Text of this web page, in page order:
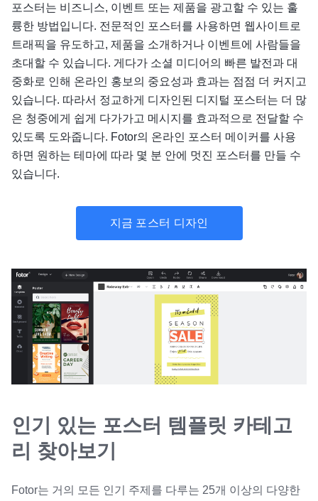
포스터는 비즈니스, 이벤트 또는 제품을 광고할 수 있는 훌
륭한 방법입니다. 전문적인 포스터를 사용하면 웹사이트로
트래픽을 유도하고, 제품을 소개하거나 이벤트에 사람들을
초대할 수 있습니다. 게다가 소셜 미디어의 빠른 발전과 대
중화로 인해 온라인 홍보의 중요성과 효과는 점점 더 커지고
있습니다. 따라서 정교하게 디자인된 디지털 포스터는 더 많
은 청중에게 쉽게 다가가고 메시지를 효과적으로 전달할 수
있도록 도와줍니다. Fotor의 온라인 포스터 메이커를 사용
하면 원하는 테마에 따라 몇 분 안에 멋진 포스터를 만들 수
있습니다.
지금 포스터 디자인
인기 있는 포스터 템플릿 카테고
리 찾아보기
Fotor는 거의 모든 인기 주제를 다루는 25개 이상의 다양한